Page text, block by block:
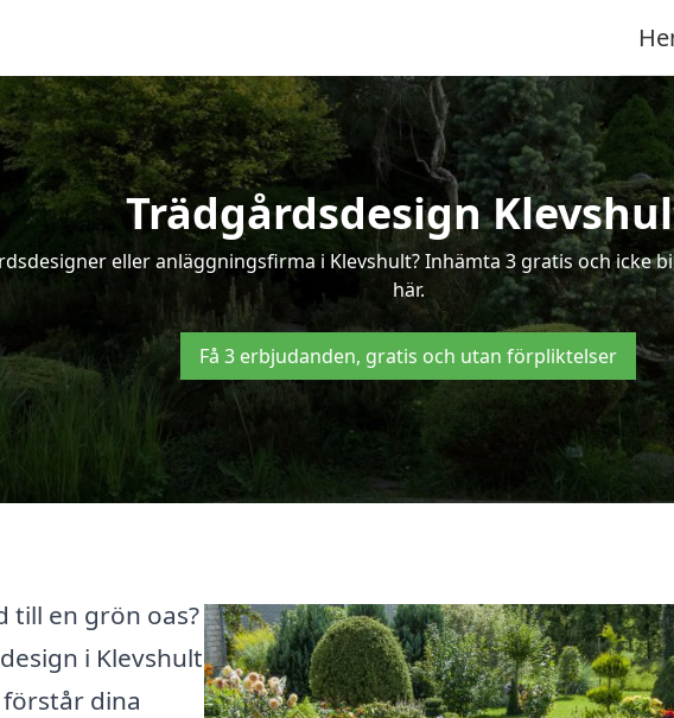
Trädgårdsdesign
eller anläggningsfirma i Klevshult? Inhämta 3 gratis och icke
här.
Få 3 erbjudanden, gratis och utan förpliktelser
till en grön oas?
i Klevshult
dina